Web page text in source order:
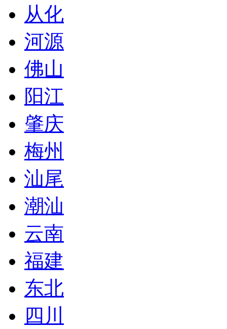
从化
河源
佛山
阳江
肇庆
梅州
汕尾
潮汕
云南
福建
东北
四川